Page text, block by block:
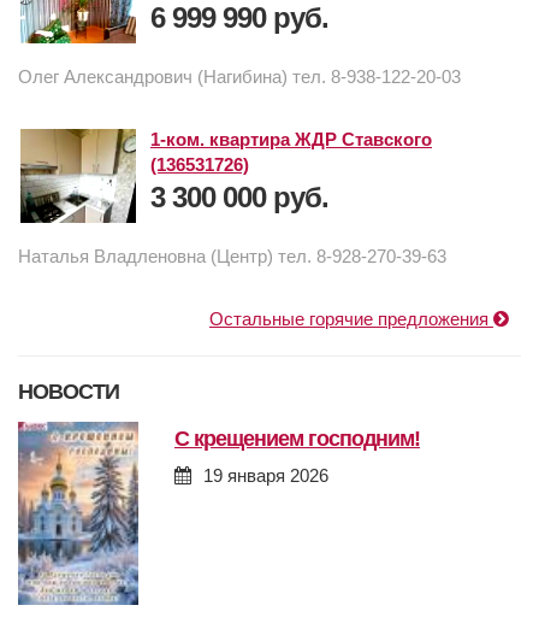
6 999 990 руб.
Олег Александрович (Нагибина) тел. 8-938-122-20-03
1-ком. квартира ЖДР Ставского
(136531726)
3 300 000 руб.
Наталья Владленовна (Центр) тел. 8-928-270-39-63
Остальные горячие предложения
НОВОСТИ
с крещением господним!
19 января 2026